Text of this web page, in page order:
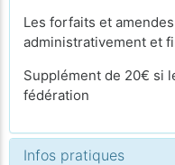
Les forfaits et
administrativement et
Supplément de 20€ si
fédération
Infos pratiques